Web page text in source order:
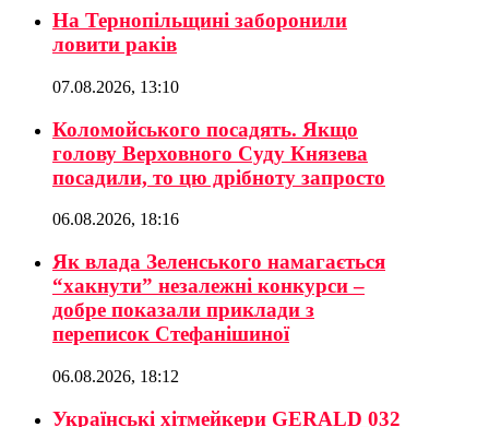
На Тернопільщині заборонили
ловити раків
07.08.2026, 13:10
Коломойського посадять. Якщо
голову Верховного Суду Князева
посадили, то цю дрібноту запросто
06.08.2026, 18:16
Як влада Зеленського намагається
“хакнути” незалежні конкурси –
добре показали приклади з
переписок Стефанішиної
06.08.2026, 18:12
Українські хітмейкери GERALD 032